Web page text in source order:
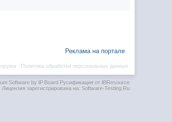
Реклама на портале
Политика обработки персональных данных
·
Software by IP.BoardРусификация от IBResource
Лицензия зарегистрирована на: Software-Testing.Ru